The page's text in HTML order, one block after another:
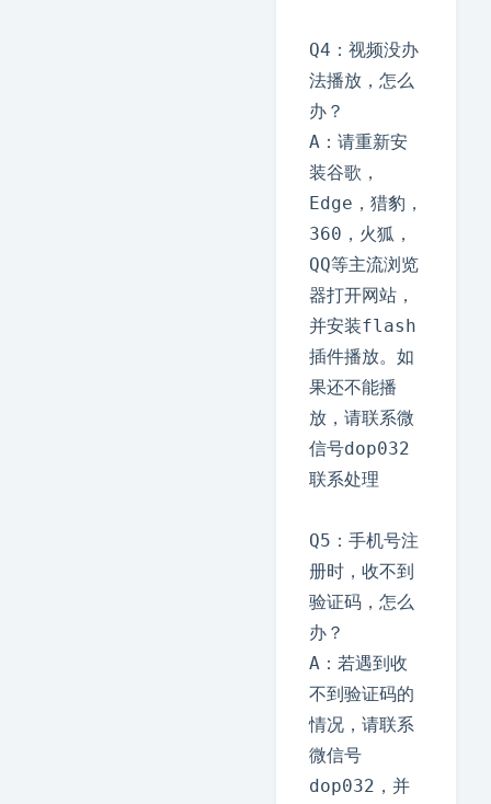
Q4：视频没办
法播放，怎么
办？
A：请重新安
装谷歌，
Edge，猎豹，
360，火狐，
QQ等主流浏览
器打开网站，
并安装flash
插件播放。如
果还不能播
放，请联系微
信号dop032
联系处理
Q5：手机号注
册时，收不到
验证码，怎么
办？
A：若遇到收
不到验证码的
情况，请联系
微信号
dop032，并